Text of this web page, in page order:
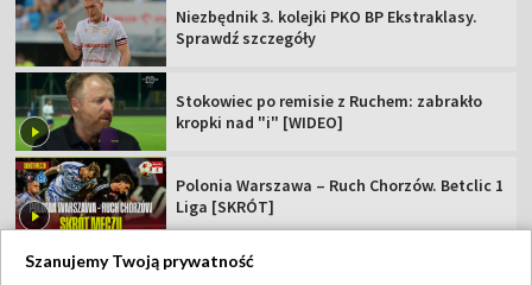
Niezbędnik 3. kolejki PKO BP Ekstraklasy.
Sprawdź szczegóły
Stokowiec po remisie z Ruchem: zabrakło
kropki nad "i" [WIDEO]
Polonia Warszawa – Ruch Chorzów. Betclic 1
Liga [SKRÓT]
Szanujemy Twoją prywatność